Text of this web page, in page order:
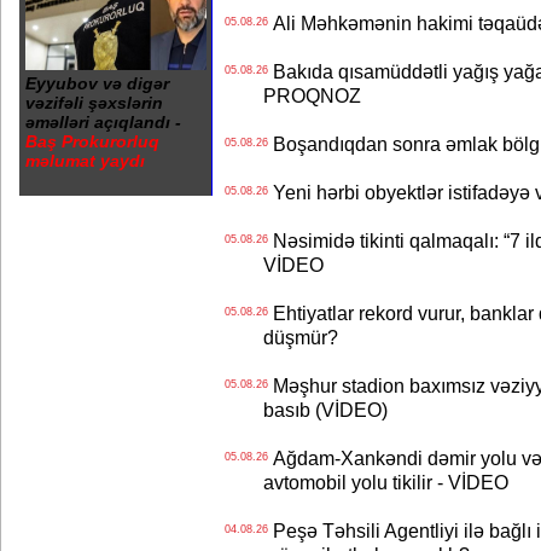
Eyyubov və digər
vəzifəli şəxslərin
əməlləri açıqlandı -
Baş Prokurorluq
məlumat yaydı
05.08.26Ali Məhkəmənin hakimi
05.08.26Bakıda qısamüddətli yağış
PROQNOZ
05.08.26Boşandıqdan sonra əmlak
05.08.26Yeni hərbi obyektlər istifadəyə
05.08.26Nəsimidə tikinti qalmaqalı: “7
VİDEO
05.08.26Ehtiyatlar rekord vurur, banklar
düşmür?
05.08.26Məşhur stadion baxımsız
basıb (VİDEO)
05.08.26Ağdam-Xankəndi dəmir yolu
avtomobil yolu tikilir - VİDEO
04.08.26Peşə Təhsili Agentliyi ilə bağlı